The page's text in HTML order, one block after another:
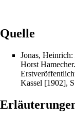
Quelle
Jonas, Heinrich:
Horst
Kassel [1902],